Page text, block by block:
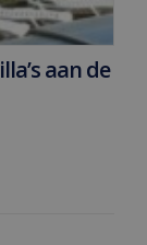
aan de